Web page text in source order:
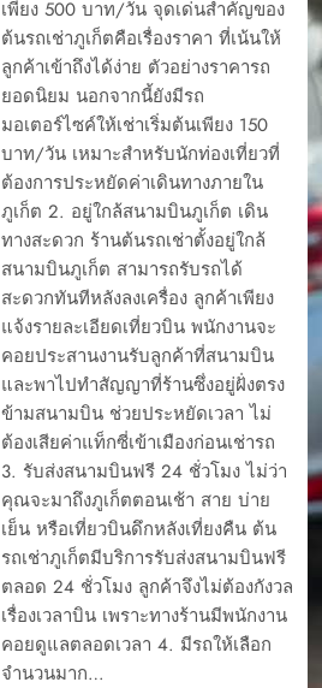
เพียง 500 บาท/วัน จุดเด่นสำคัญของ
ต้นรถเช่าภูเก็ตคือเรื่องราคา ที่เน้นให้
ลูกค้าเข้าถึงได้ง่าย ตัวอย่างราคารถ
ยอดนิยม นอกจากนี้ยังมีรถ
มอเตอร์ไซค์ให้เช่าเริ่มต้นเพียง 150
บาท/วัน เหมาะสำหรับนักท่องเที่ยวที่
ต้องการประหยัดค่าเดินทางภายใน
ภูเก็ต 2. อยู่ใกล้สนามบินภูเก็ต เดิน
ทางสะดวก ร้านต้นรถเช่าตั้งอยู่ใกล้
สนามบินภูเก็ต สามารถรับรถได้
สะดวกทันทีหลังลงเครื่อง ลูกค้าเพียง
แจ้งรายละเอียดเที่ยวบิน พนักงานจะ
คอยประสานงานรับลูกค้าที่สนามบิน
และพาไปทำสัญญาที่ร้านซึ่งอยู่ฝั่งตรง
ข้ามสนามบิน ช่วยประหยัดเวลา ไม่
ต้องเสียค่าแท็กซี่เข้าเมืองก่อนเช่ารถ
3. รับส่งสนามบินฟรี 24 ชั่วโมง ไม่ว่า
คุณจะมาถึงภูเก็ตตอนเช้า สาย บ่าย
เย็น หรือเที่ยวบินดึกหลังเที่ยงคืน ต้น
รถเช่าภูเก็ตมีบริการรับส่งสนามบินฟรี
ตลอด 24 ชั่วโมง ลูกค้าจึงไม่ต้องกังวล
เรื่องเวลาบิน เพราะทางร้านมีพนักงาน
คอยดูแลตลอดเวลา 4. มีรถให้เลือก
จำนวนมาก…